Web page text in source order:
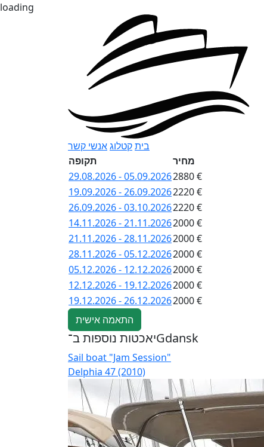
loading
ביתקטלוגאנשי קשר
תקופה
מחיר
29.08.2026 - 05.09.20262880 €
19.09.2026 - 26.09.20262220 €
26.09.2026 - 03.10.20262220 €
14.11.2026 - 21.11.20262000 €
21.11.2026 - 28.11.20262000 €
28.11.2026 - 05.12.20262000 €
05.12.2026 - 12.12.20262000 €
12.12.2026 - 19.12.20262000 €
19.12.2026 - 26.12.20262000 €
התאמה אישית
יאכטות נוספות ב־Gdansk
Sail boat "Jam Session"
Delphia 47 (2010)